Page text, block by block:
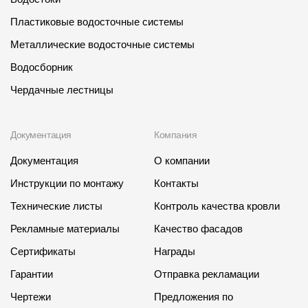
Пластиковые водосточные системы
Металлические водосточные системы
Водосборник
Чердачные лестницы
Документация
Документация
Инструкции по монтажу
Технические листы
Рекламные материалы
Сертификаты
Гарантии
Чертежи
Компания
О компании
Контакты
Контроль качества кровли
Качество фасадов
Награды
Отправка рекламации
Предложения по